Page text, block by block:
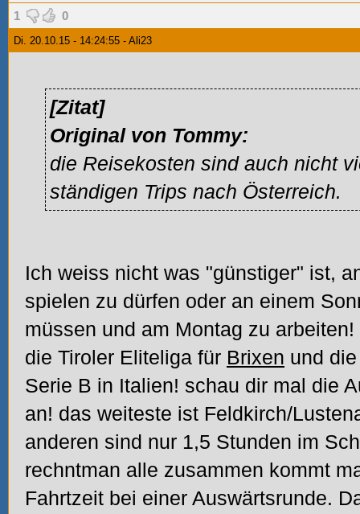
1 0
Di. 20.10.15 - 14:24:55 - Ali23
[Zitat]
Original von Tommy:
die Reisekosten sind auch nicht
ständigen Trips nach Österreich.
Ich weiss nicht was "günstiger" ist,
spielen zu dürfen oder an einem
müssen und am Montag zu
die Tiroler Eliteliga für Brixen und
Serie B in Italien! schau dir mal die
an! das weiteste ist Feldkirch/
anderen sind nur 1,5 Stunden im
rechntman alle zusammen kommt
Fahrtzeit bei einer Auswärtsrunde.